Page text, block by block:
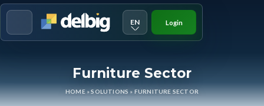
EN Login
Furniture Sector
HOME»SOLUTIONS » FURNITURE SECTOR